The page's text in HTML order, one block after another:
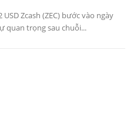
Zcash (ZEC) bước vào ngày
quan trọng sau chuỗi...